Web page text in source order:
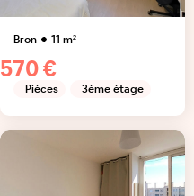
Bron 11 m²
570 €
Pièces 3ème étage